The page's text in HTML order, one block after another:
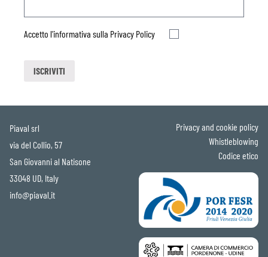
Accetto l'informativa sulla Privacy Policy
Piaval srl
via del Collio, 57
San Giovanni al Natisone
33048 UD, Italy
info@piaval.it
Privacy and cookie policy
Whistleblowing
Codice etico